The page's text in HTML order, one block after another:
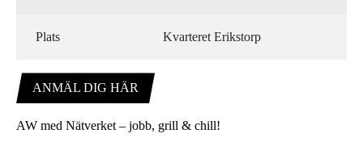
Plats Kvarteret Erikstorp
ANMÄL DIG HÄR
AW med Nätverket – jobb, grill & chill!